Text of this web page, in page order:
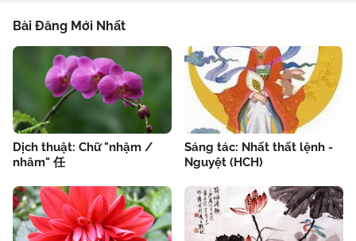
Bài Đăng Mới Nhất
Dịch thuật: Chữ "nhậm /
nhâm" 任
Sáng tác: Nhất thất lệnh -
Nguyệt (HCH)